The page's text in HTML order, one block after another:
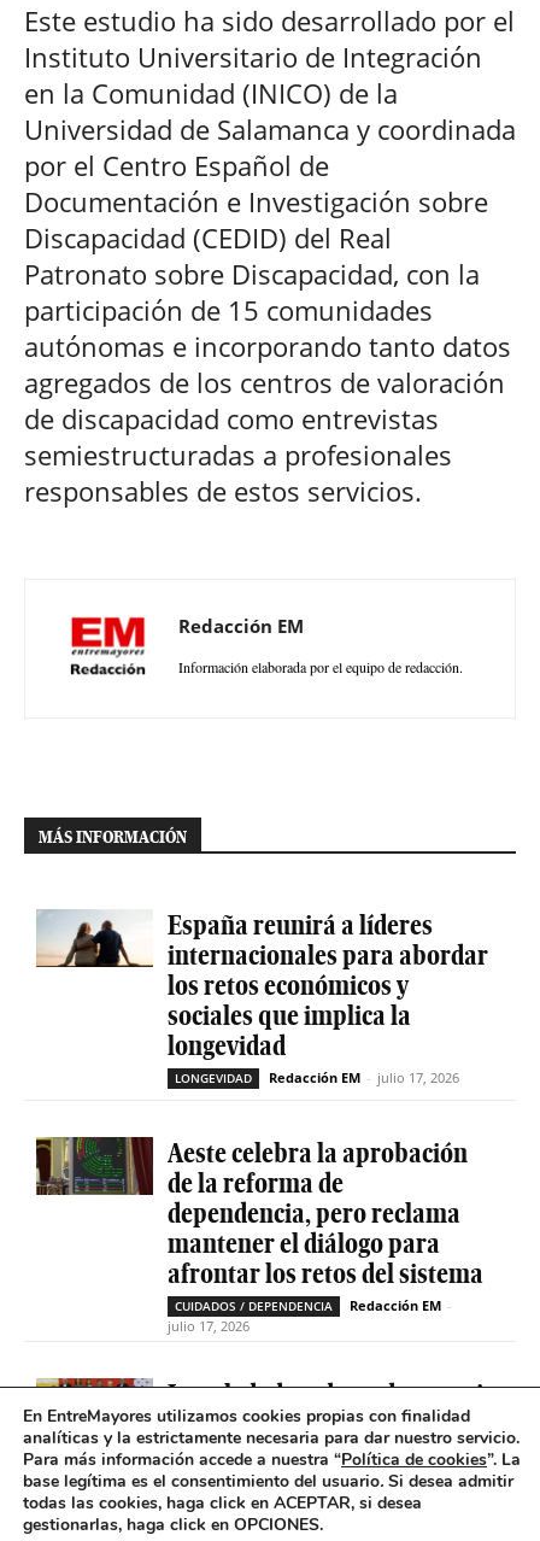
Este estudio ha sido desarrollado por el
Instituto Universitario de Integración
en la Comunidad (INICO) de la
Universidad de Salamanca y coordinada
por el Centro Español de
Documentación e Investigación sobre
Discapacidad (CEDID) del Real
Patronato sobre Discapacidad, con la
participación de 15 comunidades
autónomas e incorporando tanto datos
agregados de los centros de valoración
de discapacidad como entrevistas
semiestructuradas a profesionales
responsables de estos servicios.
Redacción EM
Información elaborada por el equipo de redacción.
MÁS INFORMACIÓN
España reunirá a líderes
internacionales para abordar
los retos económicos y
sociales que implica la
longevidad
LONGEVIDAD Redacción EM - julio 17, 2026
Aeste celebra la aprobación
de la reforma de
dependencia, pero reclama
mantener el diálogo para
afrontar los retos del sistema
CUIDADOS / DEPENDENCIA Redacción EM -
julio 17, 2026
La soledad no deseada es casi
cinco veces superior entre
personas que tienen
problemas de salud mental
SOLEDAD NO DESEADA Redacción EM
julio 16, 2026
En EntreMayores utilizamos cookies propias con finalidad
analíticas y la estrictamente necesaria para dar nuestro servicio.
Para más información accede a nuestra “Política de cookies”. La
base legítima es el consentimiento del usuario. Si desea admitir
todas las cookies, haga click en ACEPTAR, si desea
gestionarlas, haga click en OPCIONES.